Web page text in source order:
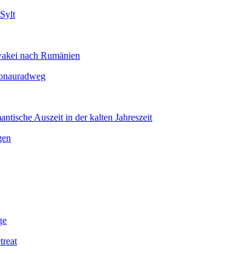
nach Rumänien
Auszeit in der kalten Jahreszeit